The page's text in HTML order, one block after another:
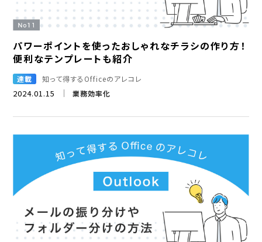
パワーポイントを使ったおしゃれなチラシの作り方！
便利なテンプレートも紹介
2024.01.15 業務効率化
連載 知って得するOfficeのアレコレ